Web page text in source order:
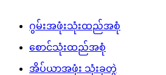
ဂွမ်းအဖုံးသုံးထည်အစုံ
စောင်သုံးထည်အစုံ
အိပ်ယာအဖုံး သုံးခုတွဲ